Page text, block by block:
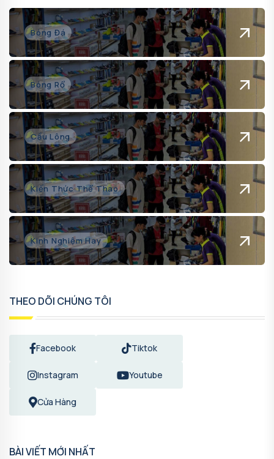
Bóng Đá
Bóng Rổ
Cầu Lông
Kiến Thức Thể Thao
Kinh Nghiệm Hay
THEO DÕI CHÚNG TÔI
Facebook Tiktok
Instagram Youtube
Cửa Hàng
BÀI VIẾT MỚI NHẤT